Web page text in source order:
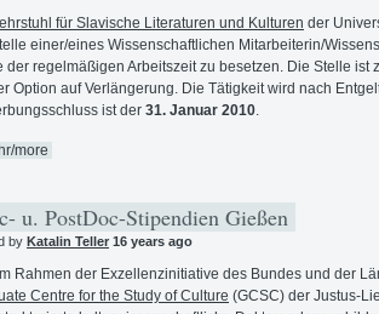
für Slavische Literaturen und Kulturen der
einer/eines Wissenschaftlichen Mitarbeiterin/
der regelmäßigen Arbeitszeit zu besetzen. Die Stelle ist
Option auf Verlängerung. Die Tätigkeit wird nach
ist der 31. Januar 2010.
more
u. PostDoc-Stipendien Gießen
by Katalin Teller 16 years ago
Rahmen der Exzellenzinitiative des Bundes und der
Centre for the Study of Culture (GCSC) der Justus-